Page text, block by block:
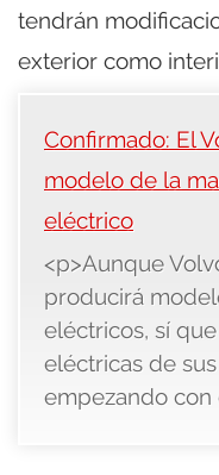
tendrán
exterior como
Confirmado: El
modelo de la
eléctrico
<p>Aunque
producirá
eléctricos, sí
eléctricas de
empezando con